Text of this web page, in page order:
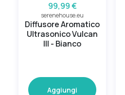
99,99 €
serenehouse.eu
Diffusore Aromatico
Ultrasonico Vulcan
III - Bianco
Aggiungi